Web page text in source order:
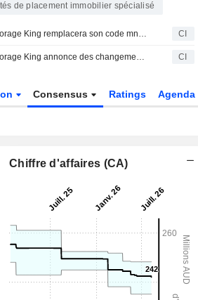
de placement immobilier spécialisé
Abacus Storage King remplacera son code mnémonique ASK par SKG CI
Abacus Storage King annonce des changements au sein de sa direction CI
Consensus Ratings Agenda
Chiffre d'affaires (CA)